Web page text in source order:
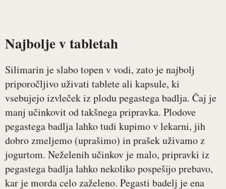
Najbolje v tabletah
Silimarin je slabo topen v vodi, zato je najbolj
priporočljivo uživati tablete ali kapsule, ki
vsebujejo izvleček iz plodu pegastega badlja. Čaj je
manj učinkovit od takšnega pripravka. Plodove
pegastega badlja lahko tudi kupimo v lekarni, jih
dobro zmeljemo (uprašimo) in prašek uživamo z
jogurtom. Neželenih učinkov je malo, pripravki iz
pegastega badlja lahko nekoliko pospešijo prebavo,
kar je morda celo zaželeno. Pegasti badelj je ena